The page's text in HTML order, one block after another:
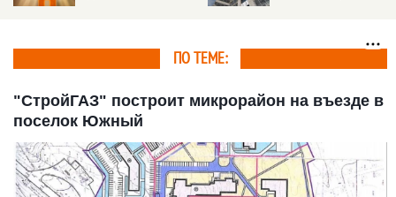
ПО ТЕМЕ:
"СтройГАЗ" построит микрорайон на въезде в
поселок Южный